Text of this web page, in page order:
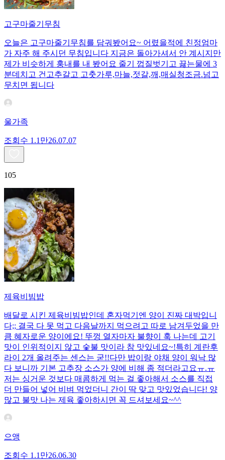
고구마줄기무침
오늘은 고구마줄기무침를 담궈봤어요~ 어렸을적에 친정엄마
가 자주 해 주시던 무침입니다 지금은 돌아가셔서 안 계시지만
제가 비슷하게 훙내를 내 봤어요 줄기 껍질벗기고 끓는물에 3
분데치고 건고추갈고 고춧가루,마늘,젓갈,깨,매실청조금.넘고
무치면 됩니다
울가족
조회수 1.1만26.07.07
105
제육비빔밥
배달로 시킨 제육비빔밥인데 혼자먹기엔 양이 진짜 대박입니
다;; 결국 다 못 먹고 다음날까지 먹으려고 따로 남겨두었을 만
큼 혜자로운 양이에요! 뚜껑 열자마자 불향이 훅 나는데 고기
맛이 인위적이지 않고 숯불 맛이라 참 맛있네요~!특히 계란후
라이 2개 올려주는 센스는 굳!! ​다만 밥이랑 야채 양이 워낙 많
다 보니까 기본 고추장 소스가 양에 비해 좀 적더라고요ㅠ.ㅠ
저는 싱거운 것보다 매콤하게 먹는 걸 좋아해서 소스를 직접
더 만들어 넣어 비벼 먹었더니 간이 딱 맞고 맛있었습니다! 양
많고 불맛 나는 제육 좋아하시면 꼭 드셔보세요~^^
으앵
조회수 1.1만26.06.30